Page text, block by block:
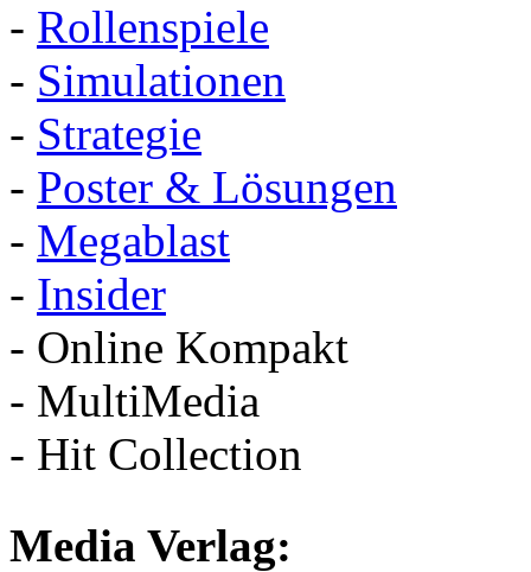
- Rollenspiele
- Simulationen
- Strategie
- Poster & Lösungen
- Megablast
- Insider
- Online Kompakt
- MultiMedia
- Hit Collection
Media Verlag: